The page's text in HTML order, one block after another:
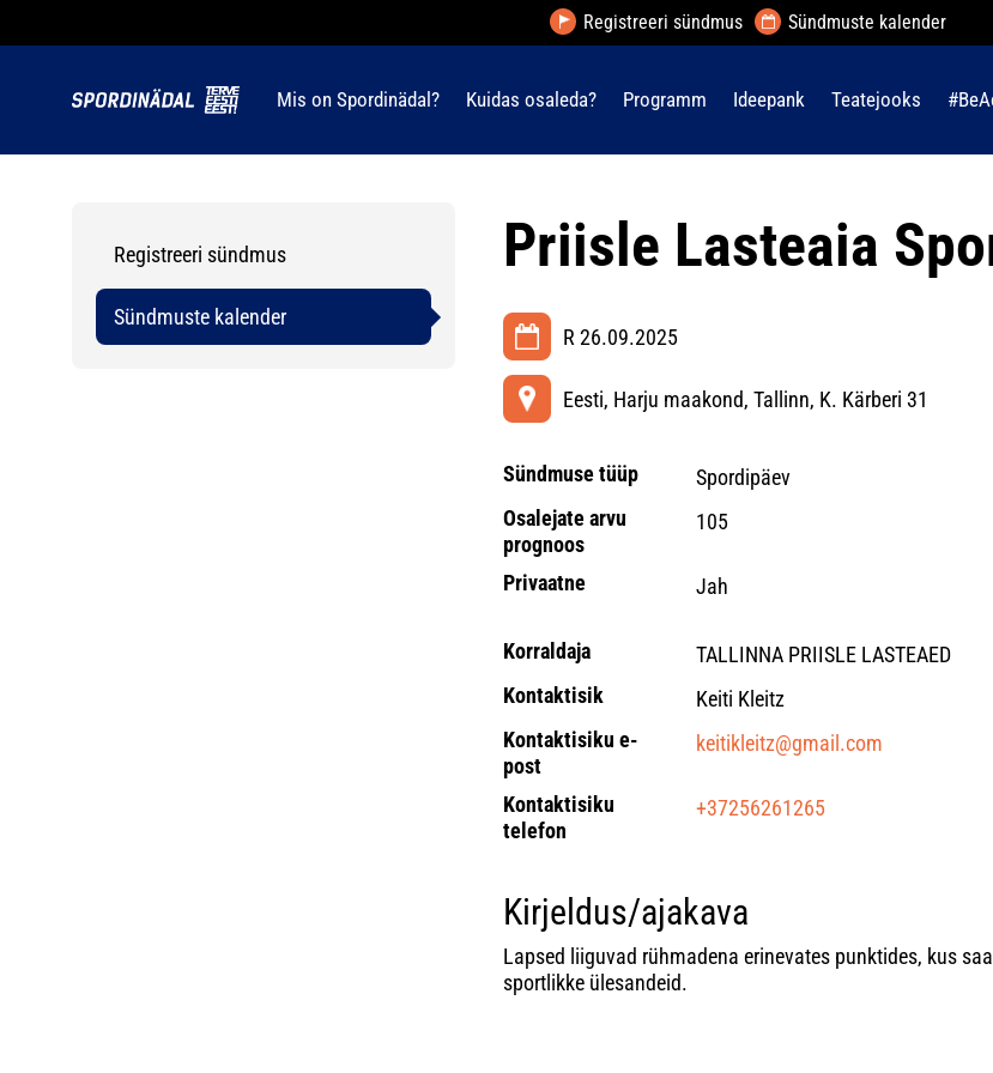
Registreeri sündmus Sündmuste kalender
Mis on Spordinädal? Kuidas osaleda? Programm Ideepank Teatejooks
Registreeri sündmus
Sündmuste kalender
Priisle Lasteaia
R 26.09.2025
Eesti, Harju maakond, Tallinn, K. Kärberi 31
Sündmuse tüüp
Spordipäev
Osalejate arvu
prognoos
105
Privaatne Jah
Korraldaja
TALLINNA PRIISLE LASTEAED
Kontaktisik
Keiti Kleitz
Kontaktisiku e-
post
keitikleitz@gmail.com
Kontaktisiku
telefon
+37256261265
Kirjeldus/ajakava
Lapsed liiguvad rühmadena erinevates punktides, kus
sportlikke ülesandeid.